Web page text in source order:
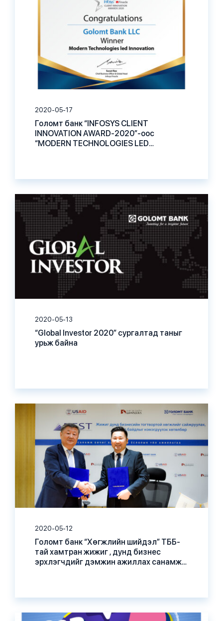
2020-05-17
Голомт банк “INFOSYS CLIENT
INNOVATION AWARD-2020”-оос
“MODERN TECHNOLOGIES LED
2020-05-13
“Global Investor 2020” сургалтад таныг
урьж байна
2020-05-12
Голомт банк “Хөгжлийн шийдэл” ТББ-
тай хамтран жижиг , дунд бизнес
эрхлэгчдийг дэмжин ажиллах санамж